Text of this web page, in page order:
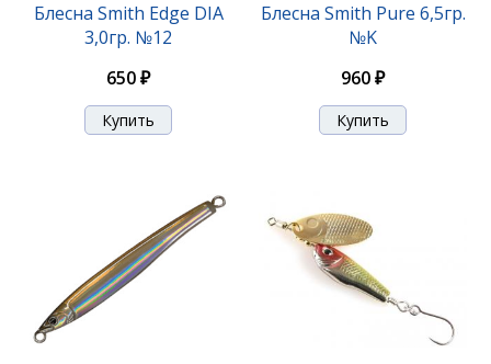
Блесна Smith Edge DIA
3,0гр. №12
650 ₽
Блесна Smith Pure 6,5гр.
№K
960 ₽